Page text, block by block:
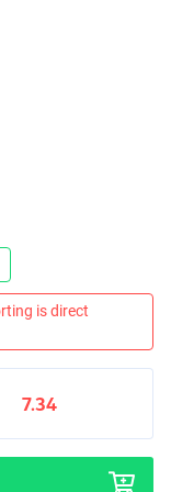
is direct
7.34